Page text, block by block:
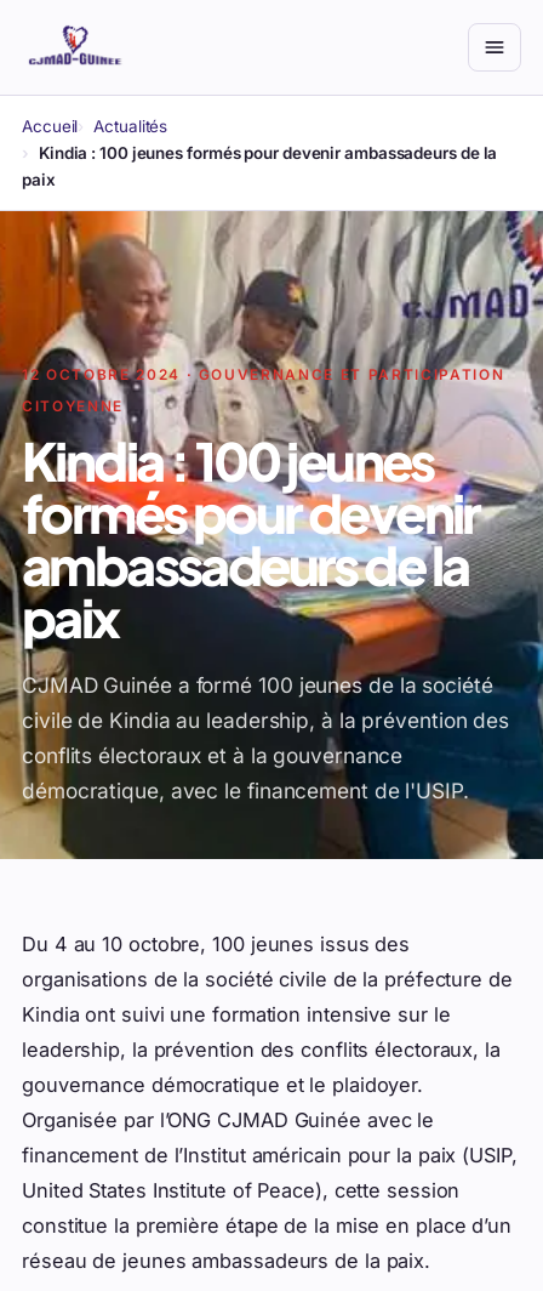
Accueil
Actualités
Kindia : 100 jeunes formés pour devenir ambassadeurs de la
paix
12 OCTOBRE 2024 · GOUVERNANCE ET PARTICIPATION
CITOYENNE
Kindia : 100 jeunes
formés pour devenir
ambassadeurs de la
paix
CJMAD Guinée a formé 100 jeunes de la société
civile de Kindia au leadership, à la prévention des
conflits électoraux et à la gouvernance
démocratique, avec le financement de l'USIP.
Du 4 au 10 octobre, 100 jeunes issus des
organisations de la société civile de la préfecture de
Kindia ont suivi une formation intensive sur le
leadership, la prévention des conflits électoraux, la
gouvernance démocratique et le plaidoyer.
Organisée par l’ONG CJMAD Guinée avec le
financement de l’Institut américain pour la paix (USIP,
United States Institute of Peace), cette session
constitue la première étape de la mise en place d’un
réseau de jeunes ambassadeurs de la paix.